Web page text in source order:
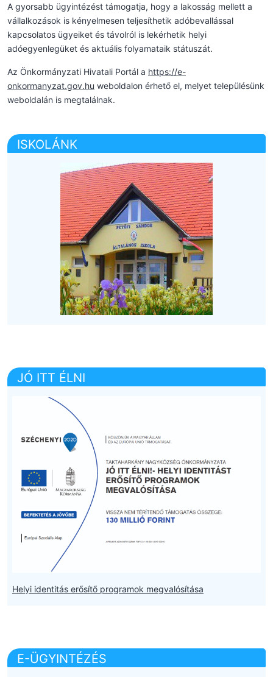
A gyorsabb ügyintézést támogatja, hogy a lakosság mellett a
vállalkozások is kényelmesen teljesíthetik adóbevallással
kapcsolatos ügyeiket és távolról is lekérhetik helyi
adóegyenlegüket és aktuális folyamataik státuszát.
Az Önkormányzati Hivatali Portál a https://e-
onkormanyzat.gov.hu weboldalon érhető el, melyet településünk
weboldalán is megtalálnak.
ISKOLÁNK
JÓ ITT ÉLNI
Helyi identitás erősítő programok megvalósítása
E-ÜGYINTÉZÉS